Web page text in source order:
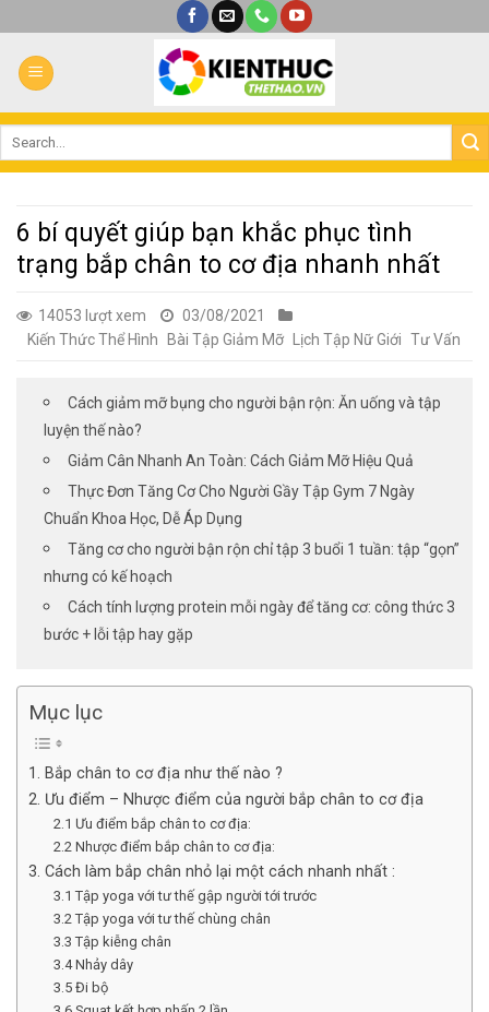
qua
nội
dung
6 bí quyết giúp bạn khắc phục tình
trạng bắp chân to cơ địa nhanh nhất
14053 lượt xem
03/08/2021
Kiến Thức Thể Hình
Bài Tập Giảm Mỡ Lịch Tập Nữ Giới Tư Vấn
Cách giảm mỡ bụng cho người bận rộn: Ăn uống và tập
luyện thế nào?
Giảm Cân Nhanh An Toàn: Cách Giảm Mỡ Hiệu Quả
Thực Đơn Tăng Cơ Cho Người Gầy Tập Gym 7 Ngày
Chuẩn Khoa Học, Dễ Áp Dụng
Tăng cơ cho người bận rộn chỉ tập 3 buổi 1 tuần: tập “gọn”
nhưng có kế hoạch
Cách tính lượng protein mỗi ngày để tăng cơ: công thức 3
bước + lỗi tập hay gặp
Mục lục
1. Bắp chân to cơ địa như thế nào ?
2. Ưu điểm – Nhược điểm của người bắp chân to cơ địa
2.1 Ưu điểm bắp chân to cơ địa:
2.2 Nhược điểm bắp chân to cơ địa:
3. Cách làm bắp chân nhỏ lại một cách nhanh nhất :
3.1 Tập yoga với tư thế gập người tới trước
3.2 Tập yoga với tư thế chùng chân
3.3 Tập kiễng chân
3.4 Nhảy dây
3.5 Đi bộ